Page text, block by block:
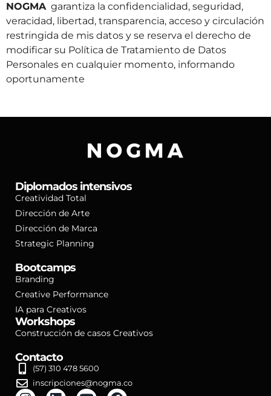
NOGMAgarantiza la confidencialidad, seguridad,
veracidad, libertad, transparencia, acceso y circulación
restringida de mis datos y se reserva el derecho de
modificar su Política de Tratamiento de Datos
Personales en cualquier momento, informando
oportunamente
Diplomados intensivos
Creatividad Total
Dirección de Arte
Dirección de Marca
Strategic Planning
Bootcamps
Branding
Creative Performance
IA para Creativos
Workshops
Construcción de casos Creativos
Contacto
(57) 310 478 5600
inscripciones@nogma.co